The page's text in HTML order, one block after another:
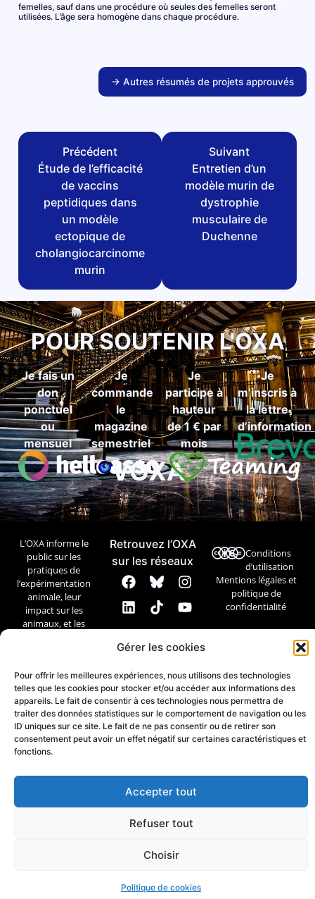
Gérer les cookies
Pour offrir les meilleures expériences, nous utilisons des technologies
telles que les cookies pour stocker et/ou accéder aux informations des
appareils. Le fait de consentir à ces technologies nous permettra de
traiter des données statistiques sur le comportement de navigation ou les
ID uniques sur ce site. Le fait de ne pas consentir ou de retirer son
consentement peut avoir un effet négatif sur certaines caractéristiques et
fonctions.
Accepter tout
Refuser tout
Choisir
Politique de cookies
femelles, sauf dans une procédure où seules des femelles seront
utilisées. L’âge sera homogène dans chaque procédure.
→ Autres résumés de projets approuvés
Précédent
Étude de l’efficacité
de vaccins
peptidiques dans
un modèle
ectopique de
cholangiocarcinome
murin
Suivant
Entretien d’un
modèle murin de
dystrophie
musculaire de
Duchenne
POUR SOUTENIR L'OXA
Je fais un
don
ponctuel
ou
mensuel
Je
commande
le
magazine
semestriel
VOXA
Je
participe à
hauteur
de 1 € par
mois
Je
m’inscris à
la lettre
d’information
L’OXA informe le
public sur les
pratiques de
l’expérimentation
animale, leur
impact sur les
animaux, et les
Contact
Retrouvez l’OXA
sur les réseaux
Conditions
d’utilisation
Mentions légales et
politique de
confidentialité